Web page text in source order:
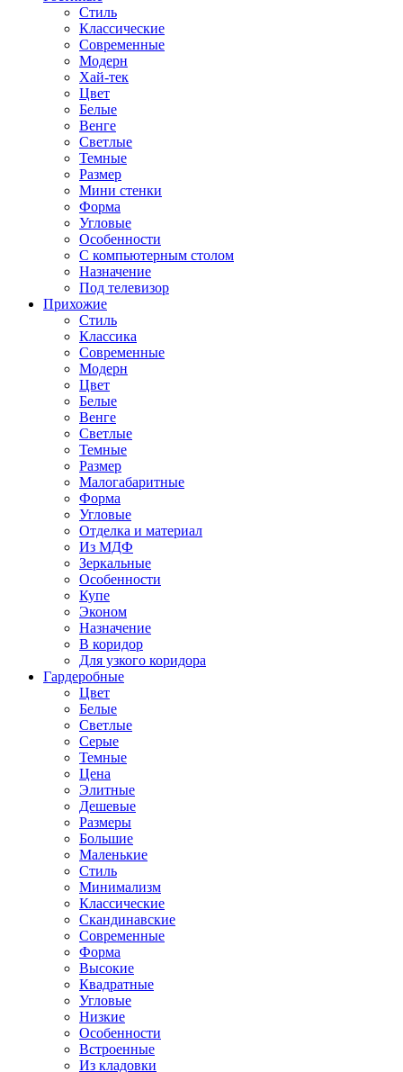
Стиль
Классические
Современные
Модерн
Хай-тек
Цвет
Белые
Венге
Светлые
Темные
Размер
Мини стенки
Форма
Угловые
Особенности
С компьютерным столом
Назначение
Под телевизор
Прихожие
Стиль
Классика
Современные
Модерн
Цвет
Белые
Венге
Светлые
Темные
Размер
Малогабаритные
Форма
Угловые
Отделка и материал
Из МДФ
Зеркальные
Особенности
Купе
Эконом
Назначение
В коридор
Для узкого коридора
Гардеробные
Цвет
Белые
Светлые
Серые
Темные
Цена
Элитные
Дешевые
Размеры
Большие
Маленькие
Стиль
Минимализм
Классические
Скандинавские
Современные
Форма
Высокие
Квадратные
Угловые
Низкие
Особенности
Встроенные
Из кладовки